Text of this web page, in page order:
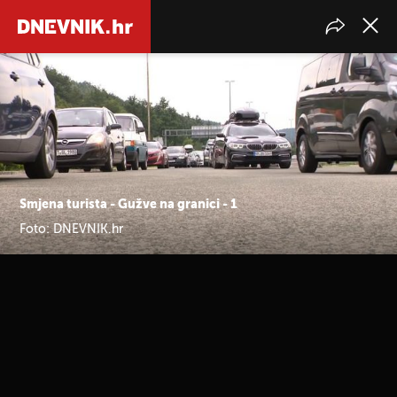
Smjena turista - Gužve na granici - 1
Foto: DNEVNIK.hr